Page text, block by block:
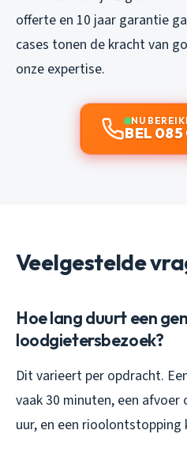
offerte en 10 jaar garantie
cases tonen de kracht van
onze expertise.
NU
BEL 085
Veelgestelde
Hoe lang duurt een
loodgietersbezoek?
Dit varieert per opdracht.
vaak 30 minuten, een
uur, en een rioolontstopping